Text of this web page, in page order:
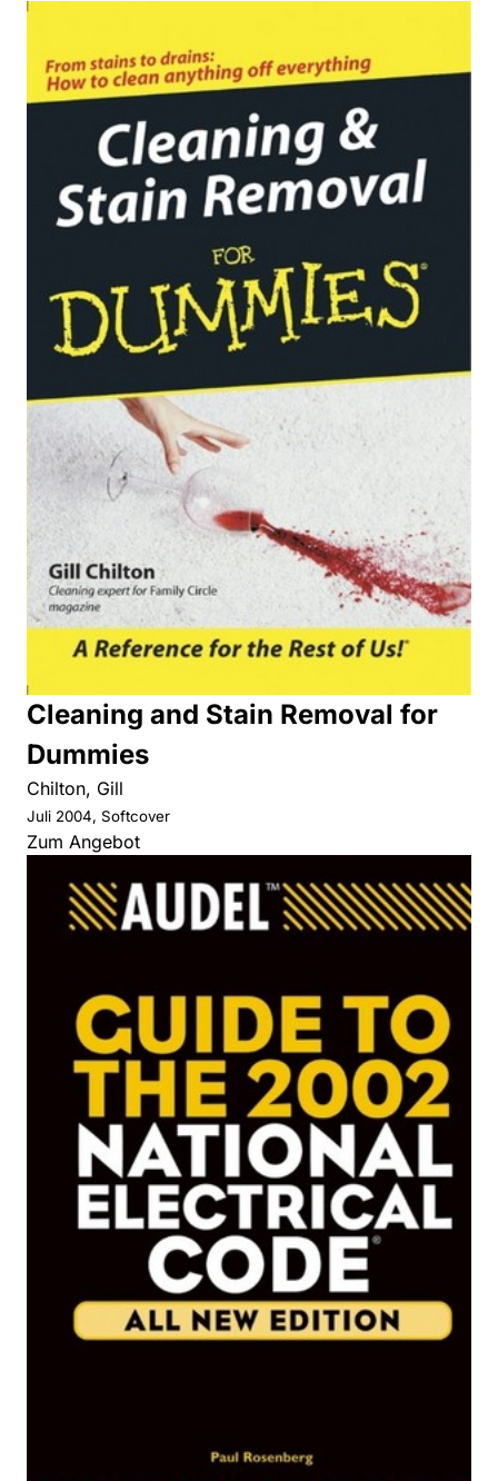
Cleaning and Stain Removal for
Dummies
Chilton, Gill
Juli 2004, Softcover
Zum Angebot